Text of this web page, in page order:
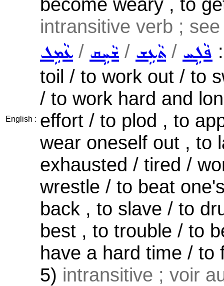
English :
intransitive verb ;
ܥܵܡܹܠ / ܫܵܚܹܩ / ܬܵܥܹܫ / ܦܵܠܹܚ
toil / to work out / to
/ to work hard and
effort / to plod , to
wear oneself out , to
exhausted / tired /
wrestle / to beat
back , to slave / to
best , to trouble / to
have a hard time / to
5) intransitive ; voir